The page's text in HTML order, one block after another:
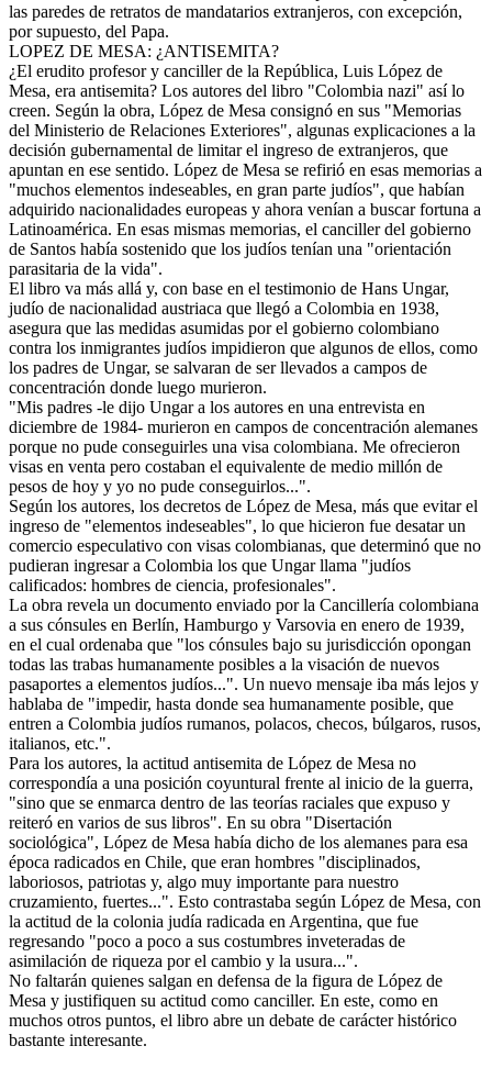
las paredes de retratos de mandatarios extranjeros, con excepción,
por supuesto, del Papa.
LOPEZ DE MESA: ¿ANTISEMITA?
¿El erudito profesor y canciller de la República, Luis López de
Mesa, era antisemita? Los autores del libro "Colombia nazi" así lo
creen. Según la obra, López de Mesa consignó en sus "Memorias
del Ministerio de Relaciones Exteriores", algunas explicaciones a la
decisión gubernamental de limitar el ingreso de extranjeros, que
apuntan en ese sentido. López de Mesa se refirió en esas memorias a
"muchos elementos indeseables, en gran parte judíos", que habían
adquirido nacionalidades europeas y ahora venían a buscar fortuna a
Latinoamérica. En esas mismas memorias, el canciller del gobierno
de Santos había sostenido que los judíos tenían una "orientación
parasitaria de la vida".
El libro va más allá y, con base en el testimonio de Hans Ungar,
judío de nacionalidad austriaca que llegó a Colombia en 1938,
asegura que las medidas asumidas por el gobierno colombiano
contra los inmigrantes judíos impidieron que algunos de ellos, como
los padres de Ungar, se salvaran de ser llevados a campos de
concentración donde luego murieron.
"Mis padres -le dijo Ungar a los autores en una entrevista en
diciembre de 1984- murieron en campos de concentración alemanes
porque no pude conseguirles una visa colombiana. Me ofrecieron
visas en venta pero costaban el equivalente de medio millón de
pesos de hoy y yo no pude conseguirlos...".
Según los autores, los decretos de López de Mesa, más que evitar el
ingreso de "elementos indeseables", lo que hicieron fue desatar un
comercio especulativo con visas colombianas, que determinó que no
pudieran ingresar a Colombia los que Ungar llama "judíos
calificados: hombres de ciencia, profesionales".
La obra revela un documento enviado por la Cancillería colombiana
a sus cónsules en Berlín, Hamburgo y Varsovia en enero de 1939,
en el cual ordenaba que "los cónsules bajo su jurisdicción opongan
todas las trabas humanamente posibles a la visación de nuevos
pasaportes a elementos judíos...". Un nuevo mensaje iba más lejos y
hablaba de "impedir, hasta donde sea humanamente posible, que
entren a Colombia judíos rumanos, polacos, checos, búlgaros, rusos,
italianos, etc.".
Para los autores, la actitud antisemita de López de Mesa no
correspondía a una posición coyuntural frente al inicio de la guerra,
"sino que se enmarca dentro de las teorías raciales que expuso y
reiteró en varios de sus libros". En su obra "Disertación
sociológica", López de Mesa había dicho de los alemanes para esa
época radicados en Chile, que eran hombres "disciplinados,
laboriosos, patriotas y, algo muy importante para nuestro
cruzamiento, fuertes...". Esto contrastaba según López de Mesa, con
la actitud de la colonia judía radicada en Argentina, que fue
regresando "poco a poco a sus costumbres inveteradas de
asimilación de riqueza por el cambio y la usura...".
No faltarán quienes salgan en defensa de la figura de López de
Mesa y justifiquen su actitud como canciller. En este, como en
muchos otros puntos, el libro abre un debate de carácter histórico
bastante interesante.